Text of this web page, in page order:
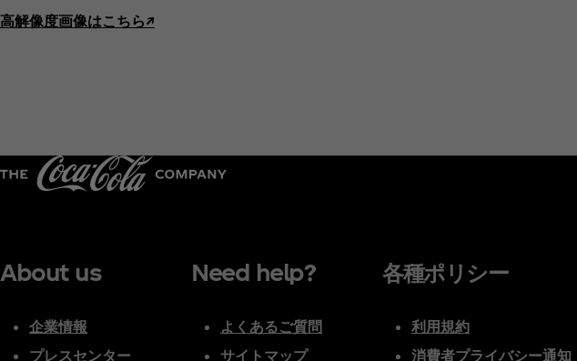
高解像度画像はこちら↗︎
About us
企業情報
プレスセンター
Need help?
よくあるご質問
サイトマップ
各種ポリシー
利用規約
消費者プライバシー通知